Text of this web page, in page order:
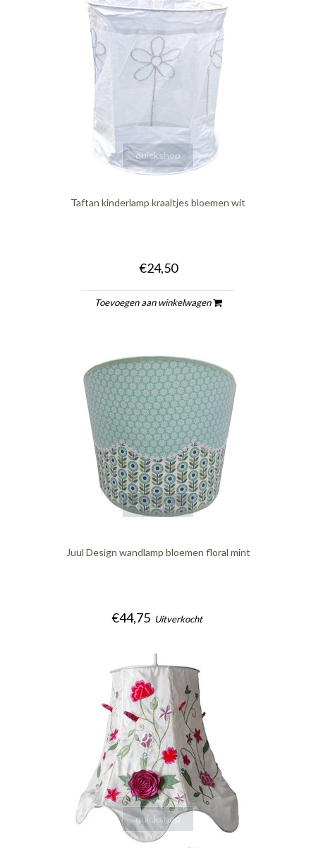
quickshop
Taftan kinderlamp kraaltjes bloemen wit
€24,50
Toevoegen aan winkelwagen
quickshop
Juul Design wandlamp bloemen floral mint
€44,75 Uitverkocht
quickshop